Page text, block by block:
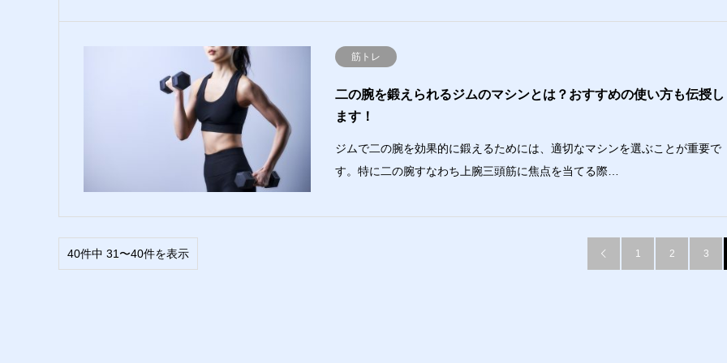
筋トレ
二の腕を鍛えられるジムのマシンとは？おすすめの使い方も伝授し
ます！
ジムで二の腕を効果的に鍛えるためには、適切なマシンを選ぶことが重要で
す。特に二の腕すなわち上腕三頭筋に焦点を当てる際…
40件中 31〜40件を表示  1 2 3